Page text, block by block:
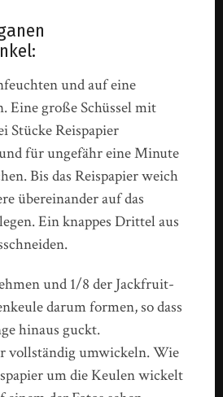
und auf eine
Eine große Schüssel mit
Stücke Reispapier
für ungefähr eine Minute
Bis das Reispapier weich
übereinander auf das
Ein knappes Drittel aus
und 1/8 der Jackfruit-
darum formen, so dass
hinaus guckt.
vollständig umwickeln. Wie
um die Keulen wickelt